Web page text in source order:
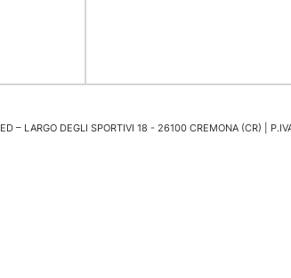
– LARGO DEGLI SPORTIVI 18 - 26100 CREMONA (CR)